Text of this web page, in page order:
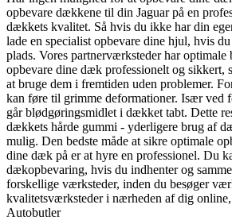
opbevare dækkene til din Jaguar på en
dækkets kvalitet. Så hvis du ikke har din
lade en specialist opbevare dine hjul, hvis
plads. Vores partnerværksteder har optimale
opbevare dine dæk professionelt og sikkert,
at bruge dem i fremtiden uden problemer.
kan føre til grimme deformationer. Især ved
går blødgøringsmidlet i dækket tabt. Dette
dækkets hårde gummi - yderligere brug af
mulig. Den bedste måde at sikre optimale
dine dæk på er at hyre en professionel. Du
dækopbevaring, hvis du indhenter og
forskellige værksteder, inden du besøger
kvalitetsværksteder i nærheden af dig online,
Autobutler